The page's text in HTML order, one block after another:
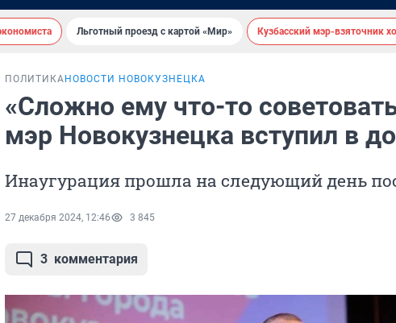
Льготный проезд с картой «Мир» Кузбасский мэр-взяточник
ПОЛИТИКА НОВОСТИ НОВОКУЗНЕЦКА
«Сложно ему что-то
мэр Новокузнецка вступил в
Инаугурация прошла на следующий день
27 декабря 2024, 12:46 3 845
3 комментария